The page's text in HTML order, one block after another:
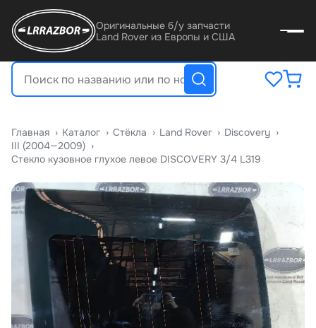
Оригинальные б/у запчасти
Land Rover из Европы и США
Главная › Катало › Стёкла › Land Rover › Discovery ›
III (2004—2009) ›
Стекло кузовное глухое левое DISCOVERY 3/4 L319